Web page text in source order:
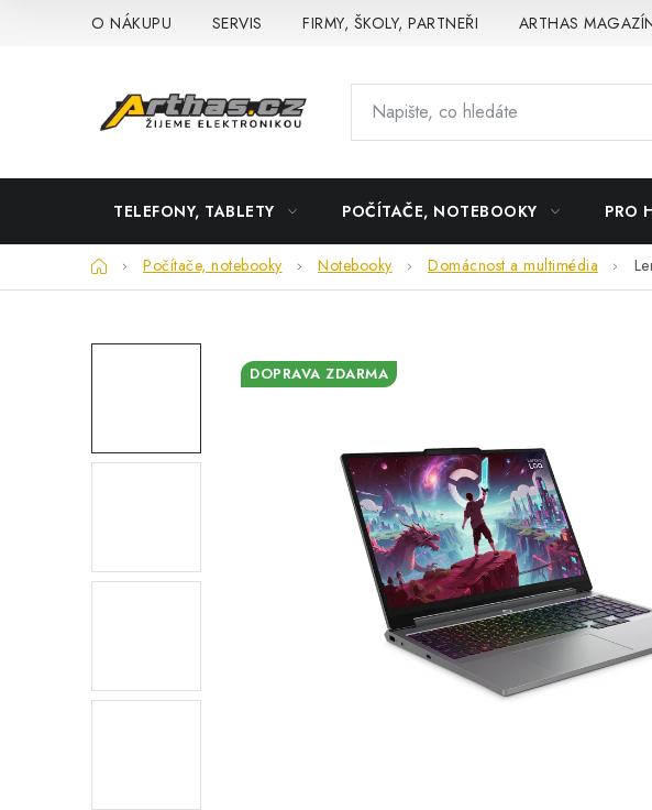
O NÁKUPU SERVIS FIRMY, ŠKOLY, PARTNEŘI ARTHAS
TELEFONY, TABLETY POČÍTAČE, NOTEBOOKY PRO
DomůPočítače, notebooky Notebooky Domácnost a multimédia
DOPRAVA ZDARMA